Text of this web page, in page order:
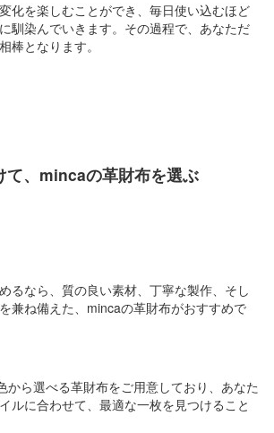
化を楽しむことができ、毎日使い込むほど
馴染んでいきます。その過程で、あなただ
棒となります。
て、mincaの革財布を選ぶ
るなら、質の良い素材、丁寧な製作、そし
兼ね備えた、mincaの革財布がおすすめで
から選べる革財布をご用意しており、あなた
ルに合わせて、最適な一枚を見つけること